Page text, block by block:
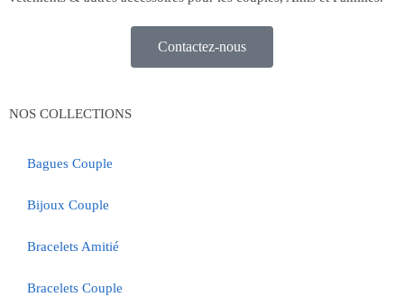
Contactez-nous
NOS COLLECTIONS
Bagues Couple
Bijoux Couple
Bracelets Amitié
Bracelets Couple